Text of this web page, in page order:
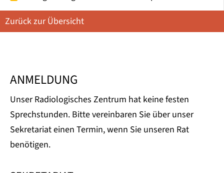
Zurück zur Übersicht
ANMELDUNG
Unser Radiologisches Zentrum hat keine festen
Sprechstunden. Bitte vereinbaren Sie über unser
Sekretariat einen Termin, wenn Sie unseren Rat
benötigen.